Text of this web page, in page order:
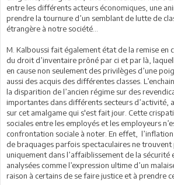
entre les différents acteurs économiques, une
prendre la tournure d’un semblant de lutte de
étrangère à notre société...
M. Kalboussi fait également état de la remise en
du droit d’inventaire prôné par ci et par là,
en cause non seulement des privilèges d’une
aussi des acquis des différentes classes.
la disparition de l’ancien régime sur des
importantes dans différents secteurs d’activité,
sur cet amalgame qui s'est fait jour. Cette
sociales entre les employés et les employeurs
confrontation sociale à noter. En effet,
de braquages parfois spectaculaires ne trouvent
uniquement dans l’affaiblissement de la
analysées comme l’expression ultime d’un
raison à certains de se faire justice et à prendre